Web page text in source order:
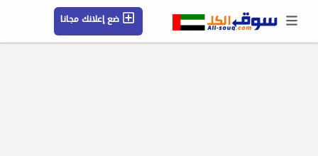
ضع إعلانك مجانا
حسابي / تسجيل